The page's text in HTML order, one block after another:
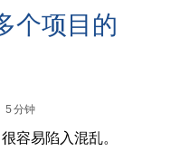
个项目的
5 分钟
容易陷入混乱。